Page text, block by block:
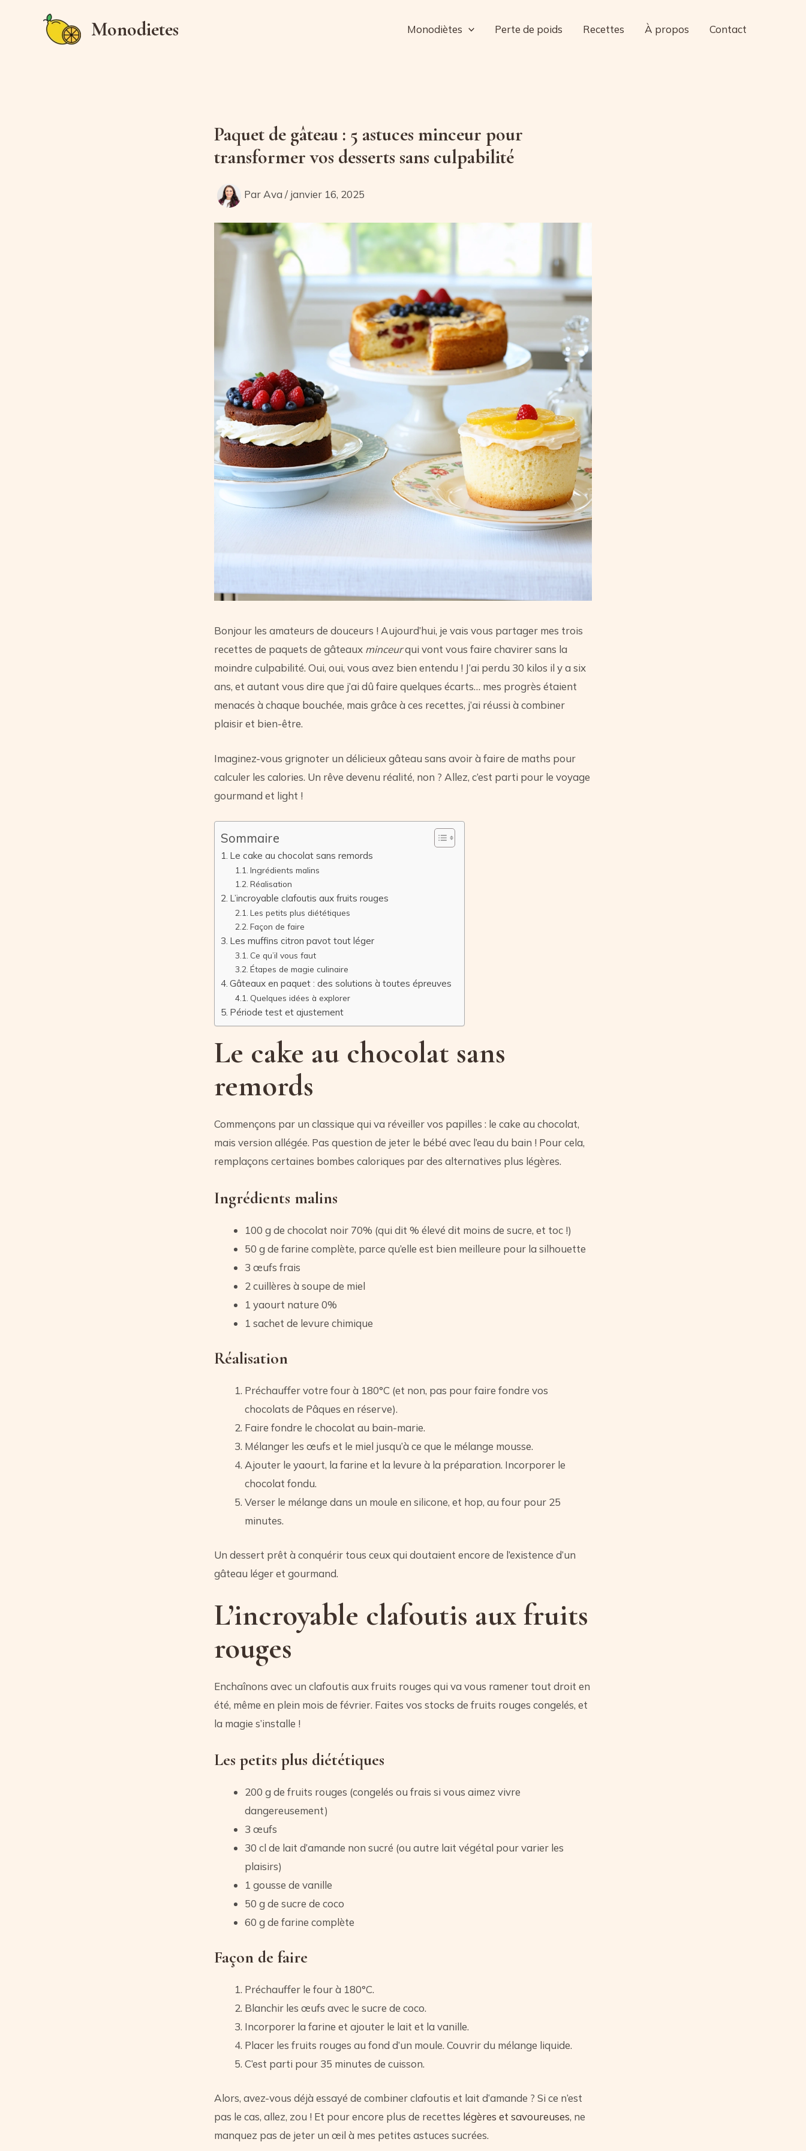
Monodietes Monodiètes Perte de poids Recettes À propos Contact
Paquet de gâteau : 5 astuces minceur pour
transformer vos desserts sans culpabilité
ParAva/ janvier 16, 2025
Bonjour les amateurs de douceurs ! Aujourd’hui, je vais vous partager mes trois
recettes de paquets de gâteaux minceurqui vont vous faire chavirer sans la
moindre culpabilité. Oui, oui, vous avez bien entendu ! J’ai perdu 30 kilos il y a six
ans, et autant vous dire que j’ai dû faire quelques écarts… mes progrès étaient
menacés à chaque bouchée, mais grâce à ces recettes, j’ai réussi à combiner
plaisir et bien-être.
Imaginez-vous grignoter un délicieux gâteau sans avoir à faire de maths pour
calculer les calories. Un rêve devenu réalité, non ? Allez, c’est parti pour le voyage
gourmand et light !
Sommaire
Le cake au chocolat sans remords
Ingrédients malins
Réalisation
L’incroyable clafoutis aux fruits rouges
Les petits plus diététiques
Façon de faire
Les muffins citron pavot tout léger
Ce qu’il vous faut
Étapes de magie culinaire
Gâteaux en paquet : des solutions à toutes épreuves
Quelques idées à explorer
Période test et ajustement
Le cake au chocolat sans
remords
Commençons par un classique qui va réveiller vos papilles : le cake au chocolat,
mais version allégée. Pas question de jeter le bébé avec l’eau du bain ! Pour cela,
remplaçons certaines bombes caloriques par des alternatives plus légères.
Ingrédients malins
100 g de chocolat noir 70% (qui dit % élevé dit moins de sucre, et toc !)
50 g de farine complète, parce qu’elle est bien meilleure pour la silhouette
3 œufs frais
2 cuillères à soupe de miel
1 yaourt nature 0%
1 sachet de levure chimique
Réalisation
Préchauffer votre four à 180°C (et non, pas pour faire fondre vos
chocolats de Pâques en réserve).
Faire fondre le chocolat au bain-marie.
Mélanger les œufs et le miel jusqu’à ce que le mélange mousse.
Ajouter le yaourt, la farine et la levure à la préparation. Incorporer le
chocolat fondu.
Verser le mélange dans un moule en silicone, et hop, au four pour 25
minutes.
Un dessert prêt à conquérir tous ceux qui doutaient encore de l’existence d’un
gâteau léger et gourmand.
L’incroyable clafoutis aux fruits
rouges
Enchaînons avec un clafoutis aux fruits rouges qui va vous ramener tout droit en
été, même en plein mois de février. Faites vos stocks de fruits rouges congelés, et
la magie s’installe !
Les petits plus diététiques
200 g de fruits rouges (congelés ou frais si vous aimez vivre
dangereusement)
3 œufs
30 cl de lait d’amande non sucré (ou autre lait végétal pour varier les
plaisirs)
1 gousse de vanille
50 g de sucre de coco
60 g de farine complète
Façon de faire
Préchauffer le four à 180°C.
Blanchir les œufs avec le sucre de coco.
Incorporer la farine et ajouter le lait et la vanille.
Placer les fruits rouges au fond d’un moule. Couvrir du mélange liquide.
C’est parti pour 35 minutes de cuisson.
Alors, avez-vous déjà essayé de combiner clafoutis et lait d’amande ? Si ce n’est
pas le cas, allez, zou ! Et pour encore plus de recettes légères et savoureuses, ne
manquez pas de jeter un œil à mes petites astuces sucrées.